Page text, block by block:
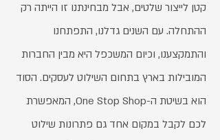
קטן לייצור שלטים, אבל מבחינתנו זו הייתה רק
ההתחלה. עם השנים גדלנו, התפתחנו
והתמקצענו, וכיום המשכפל היא מבין החברות
המובילות בארץ בתחום השילוט לעסקים. הסוד
הוא בשיטת ה-One Stop Shop, המאפשרת
לכם לקבל במקום אחד גם פתרונות שילוט